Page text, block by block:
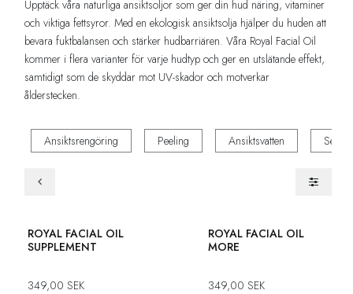
Upptäck våra naturliga ansiktsoljor som ger din hud näring, vitaminer
och viktiga fettsyror. Med en ekologisk ansiktsolja hjälper du huden att
bevara fuktbalansen och stärker hudbarriären. Våra Royal Facial Oil
kommer i flera varianter för varje hudtyp och ger en utslätande effekt,
samtidigt som de skyddar mot UV-skador och motverkar
ålderstecken.
Ansiktsrengöring Peeling Ansiktsvatten Serum
ROYAL FACIAL OIL
SUPPLEMENT
349,00 SEK
ROYAL FACIAL OIL
MORE
349,00 SEK